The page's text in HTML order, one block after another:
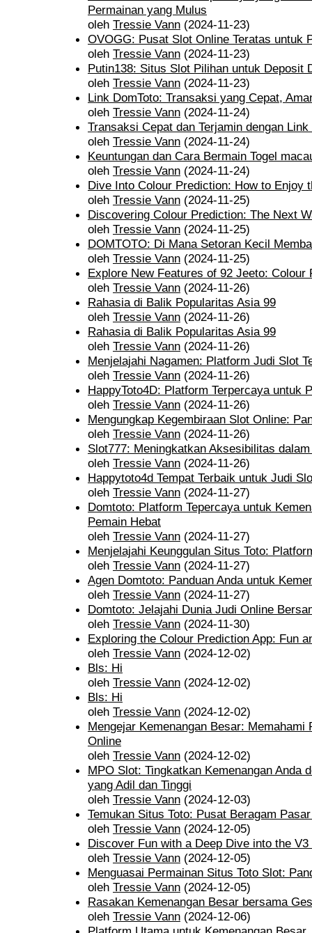
Permainan yang Mulus
oleh Tressie Vann (2024-11-23)
OVOGG: Pusat Slot Online Teratas untuk
oleh Tressie Vann (2024-11-23)
Putin138: Situs Slot Pilihan untuk Deposit
oleh Tressie Vann (2024-11-23)
Link DomToto: Transaksi yang Cepat,
oleh Tressie Vann (2024-11-24)
Transaksi Cepat dan Terjamin dengan Link
oleh Tressie Vann (2024-11-24)
Keuntungan dan Cara Bermain Togel
oleh Tressie Vann (2024-11-24)
Dive Into Colour Prediction: How to Enjoy
oleh Tressie Vann (2024-11-25)
Discovering Colour Prediction: The Next
oleh Tressie Vann (2024-11-25)
DOMTOTO: Di Mana Setoran Kecil
oleh Tressie Vann (2024-11-25)
Explore New Features of 92 Jeeto: Colour
oleh Tressie Vann (2024-11-26)
Rahasia di Balik Popularitas Asia 99
oleh Tressie Vann (2024-11-26)
Rahasia di Balik Popularitas Asia 99
oleh Tressie Vann (2024-11-26)
Menjelajahi Nagamen: Platform Judi Slot
oleh Tressie Vann (2024-11-26)
HappyToto4D: Platform Terpercaya untuk
oleh Tressie Vann (2024-11-26)
Mengungkap Kegembiraan Slot Online:
oleh Tressie Vann (2024-11-26)
Slot777: Meningkatkan Aksesibilitas
oleh Tressie Vann (2024-11-26)
Happytoto4d Tempat Terbaik untuk Judi
oleh Tressie Vann (2024-11-27)
Domtoto: Platform Tepercaya untuk
Pemain Hebat
oleh Tressie Vann (2024-11-27)
Menjelajahi Keunggulan Situs Toto:
oleh Tressie Vann (2024-11-27)
Agen Domtoto: Panduan Anda untuk
oleh Tressie Vann (2024-11-27)
Domtoto: Jelajahi Dunia Judi Online
oleh Tressie Vann (2024-11-30)
Exploring the Colour Prediction App: Fun
oleh Tressie Vann (2024-12-02)
Bls: Hi
oleh Tressie Vann (2024-12-02)
Bls: Hi
oleh Tressie Vann (2024-12-02)
Mengejar Kemenangan Besar: Memahami
Online
oleh Tressie Vann (2024-12-02)
MPO Slot: Tingkatkan Kemenangan Anda
yang Adil dan Tinggi
oleh Tressie Vann (2024-12-03)
Temukan Situs Toto: Pusat Beragam
oleh Tressie Vann (2024-12-05)
Discover Fun with a Deep Dive into the V3
oleh Tressie Vann (2024-12-05)
Menguasai Permainan Situs Toto Slot:
oleh Tressie Vann (2024-12-05)
Rasakan Kemenangan Besar bersama
oleh Tressie Vann (2024-12-06)